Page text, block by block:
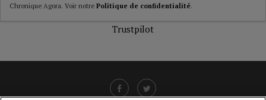
Chronique Agora. Voir notre Politique de confidentialité.
Trustpilot